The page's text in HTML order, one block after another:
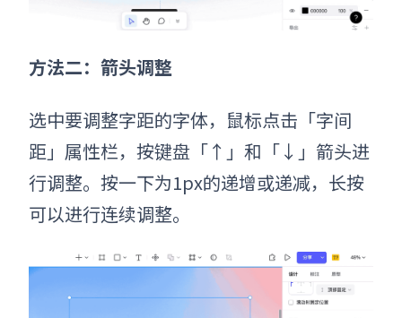
方法二：箭头调整
选中要调整字距的字体，鼠标点击「字间
距」属性栏，按键盘「↑」和「↓」箭头进
行调整。按一下为1px的递增或递减，长按
可以进行连续调整。